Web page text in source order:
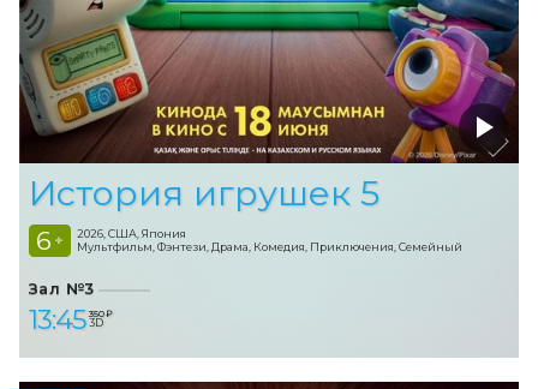
История игрушек 5
6 +
2026, США, Япония
Мультфильм, Фэнтези, Драма, Комедия, Приключения, Семейный
Зал №3
13:45 350 ₽
3D